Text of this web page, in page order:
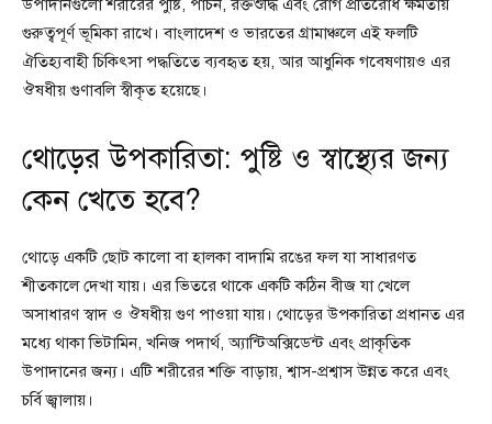
উপাদানগুলো শরীরের পুষ্টি, পাচন, রক্তশুদ্ধি এবং রোগ প্রতিরোধ ক্ষমতায়
গুরুত্বপূর্ণ ভূমিকা রাখে। বাংলাদেশ ও ভারতের গ্রামাঞ্চলে এই ফলটি
ঐতিহ্যবাহী চিকিৎসা পদ্ধতিতে ব্যবহৃত হয়, আর আধুনিক গবেষণায়ও এর
ঔষধীয় গুণাবলি স্বীকৃত হয়েছে।
থোড়ের উপকারিতা: পুষ্টি ও স্বাস্থ্যের জন্য
কেন খেতে হবে?
থোড়ে একটি ছোট কালো বা হালকা বাদামি রঙের ফল যা সাধারণত
শীতকালে দেখা যায়। এর ভিতরে থাকে একটি কঠিন বীজ যা খেলে
অসাধারণ স্বাদ ও ঔষধীয় গুণ পাওয়া যায়। থোড়ের উপকারিতা প্রধানত এর
মধ্যে থাকা ভিটামিন, খনিজ পদার্থ, অ্যান্টিঅক্সিডেন্ট এবং প্রাকৃতিক
উপাদানের জন্য। এটি শরীরের শক্তি বাড়ায়, শ্বাস-প্রশ্বাস উন্নত করে এবং
চর্বি জ্বালায়।